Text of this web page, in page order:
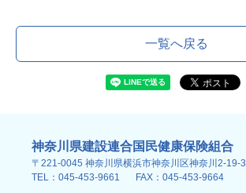
一覧へ戻る
神奈川県建設連合国民健康保険組合
〒221-0045 神奈川県横浜市神奈川区神奈川2-19-3
TEL：045-453-9661
FAX：045-453-9664